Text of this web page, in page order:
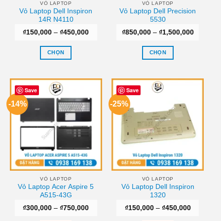
thể
được
chọn
trên
sản
thể
được
chọn
trên
sản
VỎ LAPTOP
Vỏ Laptop Dell Inspiron
14R N4110
₫150,000 – ₫450,000Khoảng
CHỌN
này
có
nhiều
biến
thể.
tùy
chọn
có
thể
được
chọn
trên
VỎ LAPTOP
Vỏ Laptop Dell Precision
5530
₫850,000 – ₫1,500,000Khoảng
CHỌN
này
có
nhiều
biến
thể.
Các
chọn
có
thể
được
chọn
trên
Save
-14%
VỎ LAPTOP
Vỏ Laptop Acer Aspire 5
A515-43G
₫300,000 – ₫750,000Khoảng
Save
-25%
VỎ LAPTOP
Vỏ Laptop Dell Inspiron
1320
₫150,000 – ₫450,000Khoảng